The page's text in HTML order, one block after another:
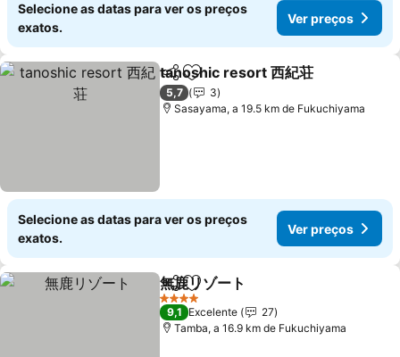
Selecione as datas para ver os preços
exatos.
Ver preços
PartilharAdicionar aos favoritos
tanoshic resort 西紀荘
5,7
3
Sasayama, a 19.5 km de Fukuchiyama
Selecione as datas para ver os preços
exatos.
Ver preços
PartilharAdicionar aos favoritos
無鹿リゾート
4 Estrelas
9,1 Excelente
27
Tamba, a 16.9 km de Fukuchiyama